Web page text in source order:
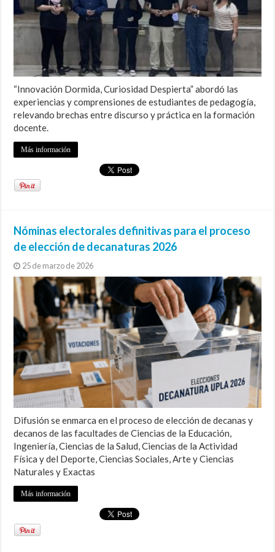
“Innovación Dormida, Curiosidad Despierta” abordó las
experiencias y comprensiones de estudiantes de pedagogía,
relevando brechas entre discurso y práctica en la formación
docente.
Más información
Nóminas electorales definitivas para el proceso
de elección de decanaturas 2026
25 de marzo de 2026
Difusión se enmarca en el proceso de elección de decanas y
decanos de las facultades de Ciencias de la Educación,
Ingeniería, Ciencias de la Salud, Ciencias de la Actividad
Física y del Deporte, Ciencias Sociales, Arte y Ciencias
Naturales y Exactas
Más información